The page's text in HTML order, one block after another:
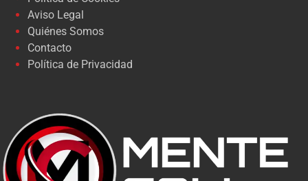
Aviso Legal
Quiénes Somos
Contacto
Política de Privacidad